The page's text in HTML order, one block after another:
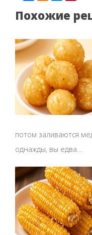
Похожие
потом заливаются
однажды, вы едва...